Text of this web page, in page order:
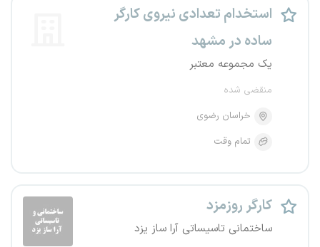
استخدام تعدادی نیروی کارگر
ساده در مشهد
یک مجموعه معتبر
منقضی شده
خراسان رضوی
تمام وقت
کارگر روزمزد
ساختمانی تاسیساتی آرا ساز یزد